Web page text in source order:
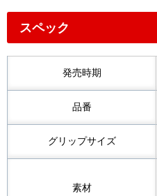
スペック
発売時期
品番
グリップサイズ
素材